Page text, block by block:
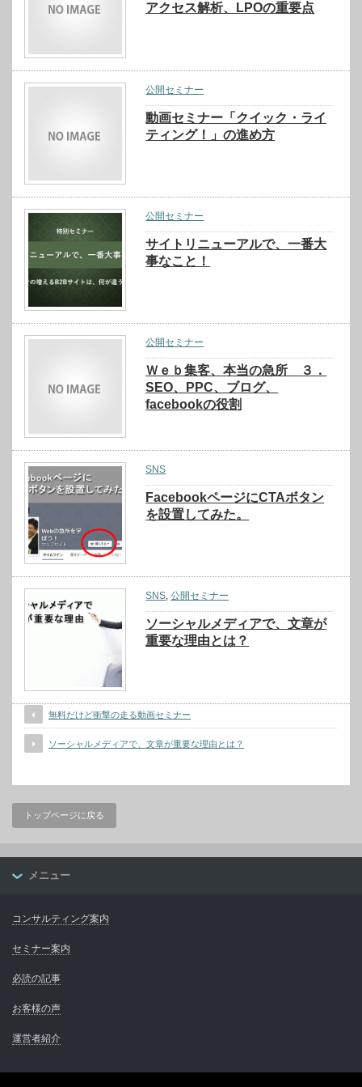
アクセス解析、LPOの重要点
公開セミナー
動画セミナー「クイック・ライ
ティング！」の進め方
公開セミナー
サイトリニューアルで、一番大
事なこと！
公開セミナー
Ｗｅｂ集客、本当の急所 ３．
SEO、PPC、ブログ、
facebookの役割
SNS
FacebookページにCTAボタン
を設置してみた。
SNS,公開セミナー
ソーシャルメディアで、文章が
重要な理由とは？
無料だけど衝撃の走る動画セミナー
ソーシャルメディアで、文章が重要な理由とは？
トップページに戻る
メニュー
コンサルティング案内
セミナー案内
必読の記事
お客様の声
運営者紹介